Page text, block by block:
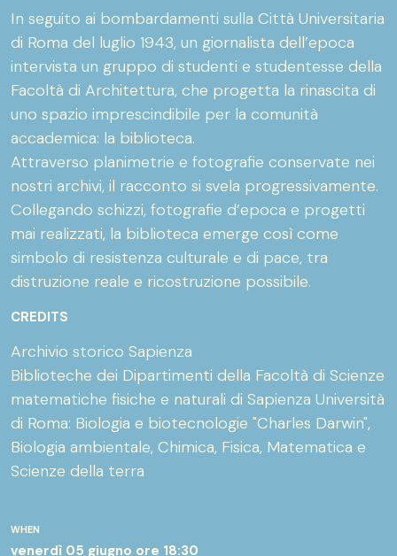
WHEN
venerdì 05 giugno ore 18:30
In seguito ai bombardamenti sulla Città Universitaria
di Roma del luglio 1943, un giornalista dell’epoca
intervista un gruppo di studenti e studentesse della
Facoltà di Architettura, che progetta la rinascita di
uno spazio imprescindibile per la comunità
accademica: la biblioteca.
Attraverso planimetrie e fotografie conservate nei
nostri archivi, il racconto si svela progressivamente.
Collegando schizzi, fotografie d’epoca e progetti
mai realizzati, la biblioteca emerge così come
simbolo di resistenza culturale e di pace, tra
distruzione reale e ricostruzione possibile.
CREDITS
Archivio storico Sapienza
Biblioteche dei Dipartimenti della Facoltà di Scienze
matematiche fisiche e naturali di Sapienza Università
di Roma: Biologia e biotecnologie "Charles Darwin",
Biologia ambientale, Chimica, Fisica, Matematica e
Scienze della terra